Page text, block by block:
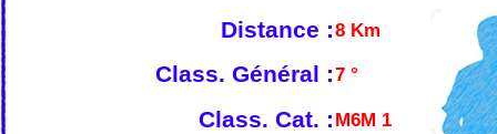
Distance :8 Km
Class. Général :7 °
Class. Cat. : M6M 1